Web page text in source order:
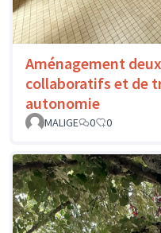
Aménagement
collaboratifs et de
autonomie
MALIGE 0 0